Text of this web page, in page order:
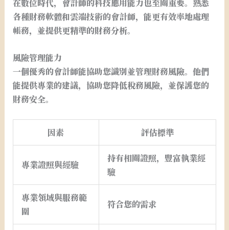
在數位時代，會計師的科技應用能力也至關重要。熟悉
各種財務軟體和雲端技術的會計師，能更有效率地處理
帳務，並提供更精準的財務分析。
風險管理能力
一個優秀的會計師能協助您識別並管理財務風險。他們
能提供專業的建議，協助您降低稅務風險，並保護您的
財務安全。
因素 評估標準
專業證照與經驗
持有相關證照，豐富執業經
驗
專業領域與服務範
圍
符合您的需求